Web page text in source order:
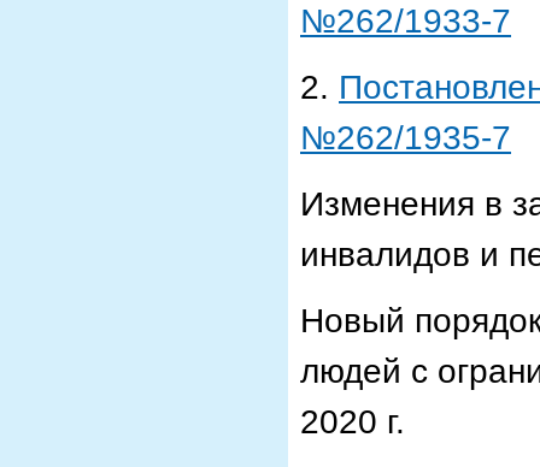
№262/1933-7
2.
№262/1935-7
Изменения в
инвалидов и
Новый
людей с
2020 г.